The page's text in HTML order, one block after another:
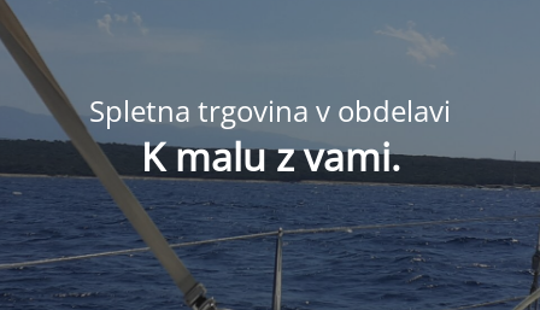
Spletna trgovina v obdelavi
K malu z vami.